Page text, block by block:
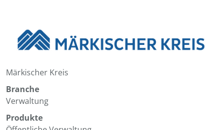
Märkischer Kreis
Branche
Verwaltung
Produkte